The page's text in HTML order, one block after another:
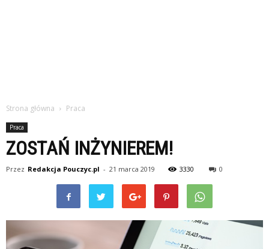
Strona główna Praca
Praca
ZOSTAŃ INŻYNIEREM!
Przez Redakcja Pouczyc.pl - 21 marca 2019 3330 0